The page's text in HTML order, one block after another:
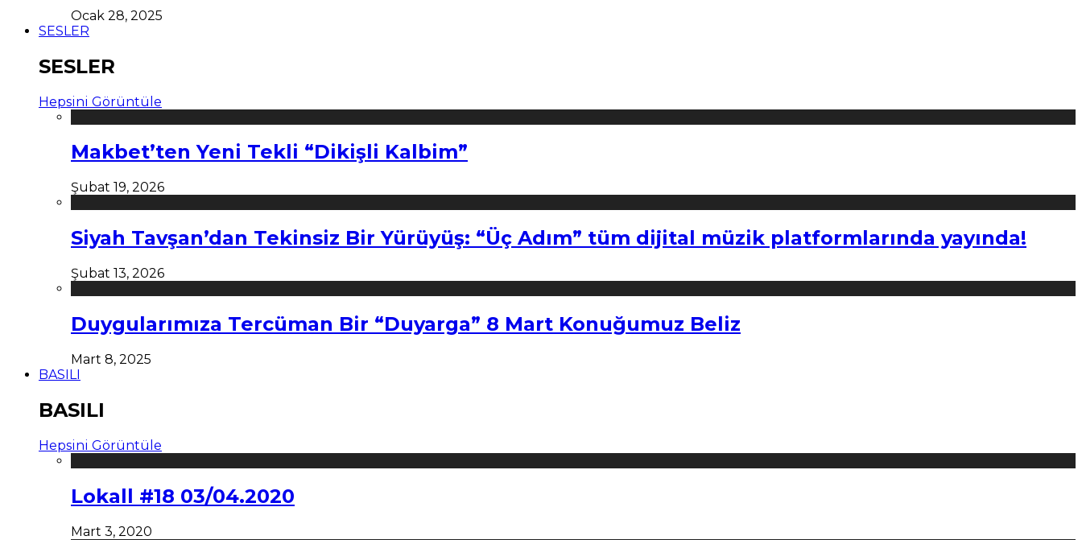
Ocak 28, 2025
SESLER
SESLER
Hepsini Görüntüle
Makbet’ten Yeni Tekli “Dikişli Kalbim”
Şubat 19, 2026
Siyah Tavşan’dan Tekinsiz Bir Yürüyüş: “Üç Adım” tüm dijital müzik platformlarında yayında!
Şubat 13, 2026
Duygularımıza Tercüman Bir “Duyarga” 8 Mart Konuğumuz Beliz
Mart 8, 2025
BASILI
BASILI
Hepsini Görüntüle
Lokall #18 03/04.2020
Mart 3, 2020